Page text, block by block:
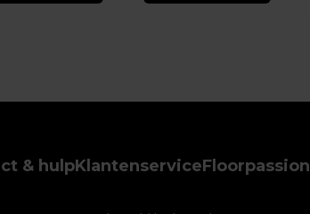
& hulpKlantenserviceFloorpassion